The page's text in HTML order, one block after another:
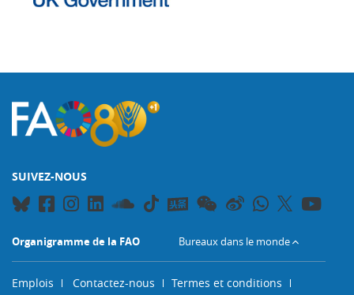
SUIVEZ-NOUS
Organigramme de la FAO Bureaux dans le monde
Emplois Contactez-nous
Termes et conditions